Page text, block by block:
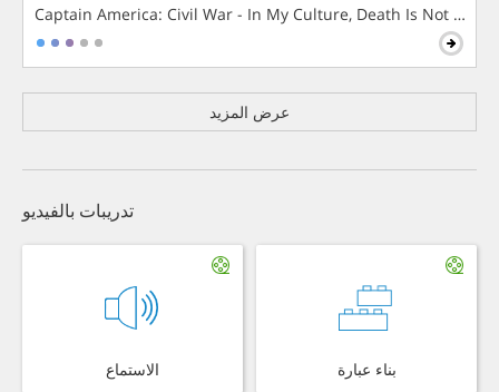
Captain America: Civil War - In My Culture, Death Is Not The
عرض المزيد
تدريبات بالفيديو
الاستماع بناء عبارة